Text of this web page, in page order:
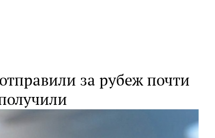
за рубеж почти